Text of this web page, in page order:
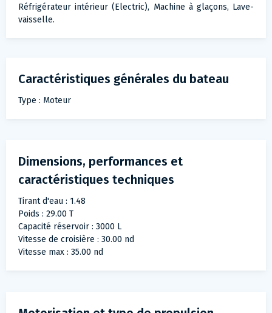
Réfrigérateur intérieur (Electric), Machine à glaçons, Lave-
vaisselle.
Caractéristiques générales du bateau
Type : Moteur
Dimensions, performances et
caractéristiques techniques
Tirant d'eau : 1.48
Poids : 29.00 T
Capacité réservoir : 3000 L
Vitesse de croisière : 30.00 nd
Vitesse max : 35.00 nd